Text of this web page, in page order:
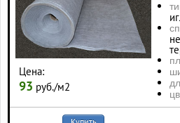
Цена:
93 руб./м2